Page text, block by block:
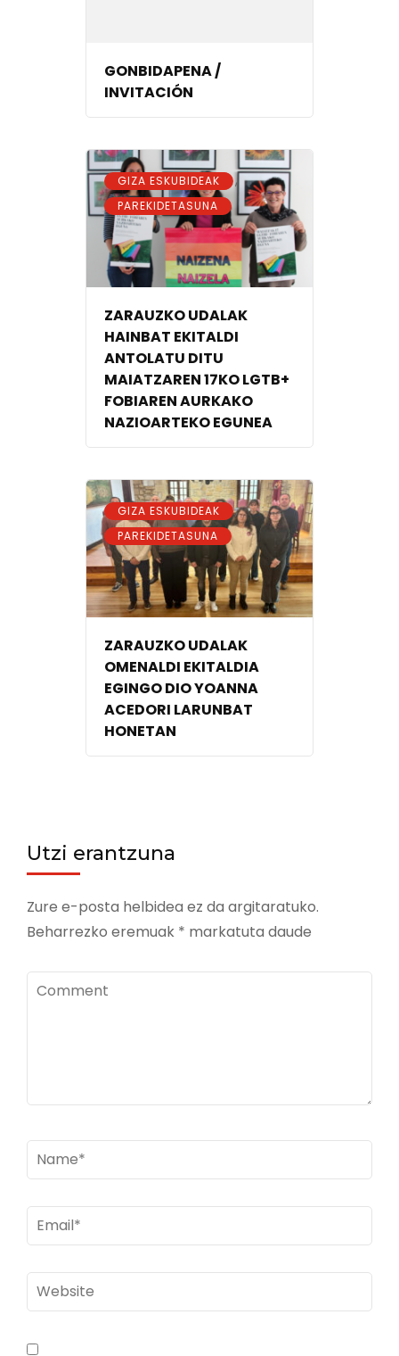
GONBIDAPENA /
INVITACIÓN
GIZA ESKUBIDEAK ,
PAREKIDETASUNA
ZARAUZKO UDALAK
HAINBAT EKITALDI
ANTOLATU DITU
MAIATZAREN 17KO LGTB+
FOBIAREN AURKAKO
NAZIOARTEKO EGUNEA
GIZA ESKUBIDEAK ,
PAREKIDETASUNA
ZARAUZKO UDALAK
OMENALDI EKITALDIA
EGINGO DIO YOANNA
ACEDORI LARUNBAT
HONETAN
Utzi erantzuna
Zure e-posta helbidea ez da argitaratuko.
Beharrezko eremuak * markatuta daude
Comment
Name*
Email*
Website